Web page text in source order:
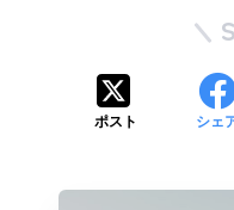
ポスト シェ